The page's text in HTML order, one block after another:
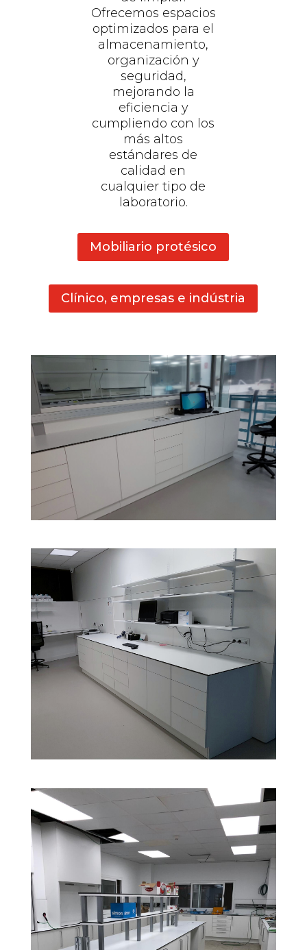
Ofrecemos espacios
optimizados para el
almacenamiento,
organización y
seguridad,
mejorando la
eficiencia y
cumpliendo con los
más altos
estándares de
calidad en
cualquier tipo de
laboratorio.
Mobiliario protésico
Clínico, empresas e indústria